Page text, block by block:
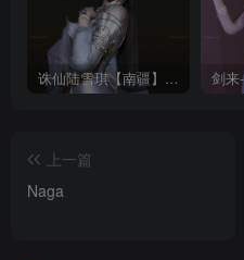
诛仙陆雪琪【南疆】CoveRig
上一篇
Naga